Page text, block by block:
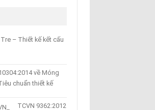
– Thiết kế kết cấu
về Móng
chuẩn thiết kế
TCVN 9362:2012